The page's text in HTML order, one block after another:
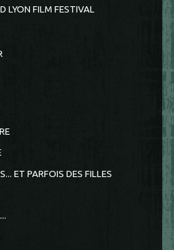
LYON FILM FESTIVAL
ET PARFOIS DES FILLES